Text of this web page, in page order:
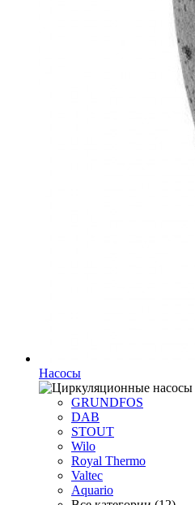
Насосы
GRUNDFOS
DAB
STOUT
Wilo
Royal Thermo
Valtec
Aquario